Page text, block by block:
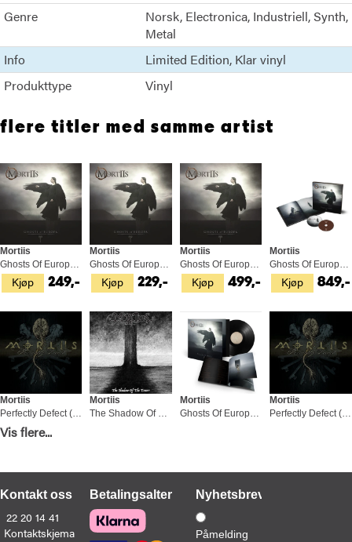
Genre
Norsk Electronica Industriell Synth
Metal
Info
Limited Edition Klar vinyl
Produkttype
Vinyl
flere titler med samme artist
Kjøp
Mortiis
Ghosts Of Europa (MC)
249,- Kjøp
Mortiis
Ghosts Of Europa (CD)
229,- Kjøp
Mortiis
Ghosts Of Europa - LTD (LP)
499,- Kjøp
Mortiis
Ghosts Of Europa (2CD)
849,-
Kjøp
Mortiis
349,-
Mortiis
Mortiis
Ghosts Of Europa (LP)
Mortiis
Vis flere...
Kontakt oss
22 20 14 41
Kontaktskjema
BetalingsalternativerNyhetsbrev
Påmelding